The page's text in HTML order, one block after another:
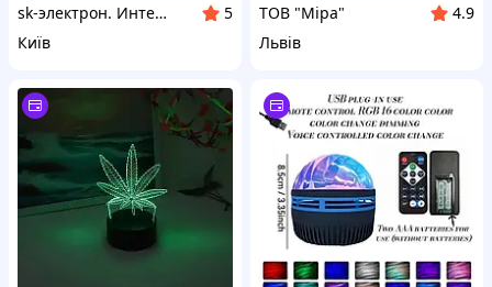
sk-электрон. Интернет магазин электронных изделий и компонентов.
5
Київ
ТОВ "Міра"
4.9
Львів